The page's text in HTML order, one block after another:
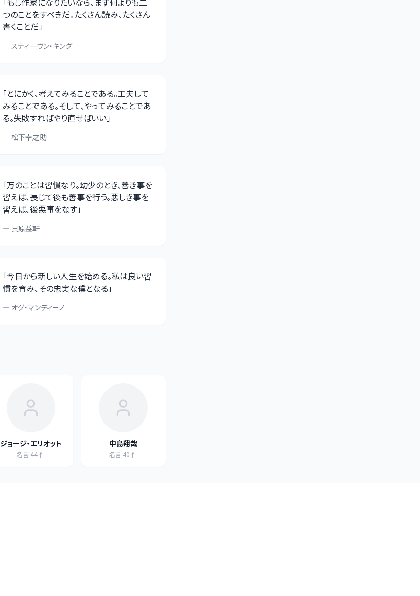
つのことをすべきだ。たくさん読み、たくさん
書くことだ」
—スティーヴン・キング
「とにかく、考えてみることである。工夫して
みることである。そして、やってみることであ
る。失敗すればやり直せばいい」
—松下幸之助
「万のことは習慣なり。幼少のとき、善き事を
習えば、長じて後も善事を行う。悪しき事を
習えば、後悪事をなす」
— 貝原益軒
「今日から新しい人生を始める。私は良い習
慣を育み、その忠実な僕となる」
— オグ・マンディーノ
ジョージ・エリオット
名言 44件
中島翔哉
名言 40 件